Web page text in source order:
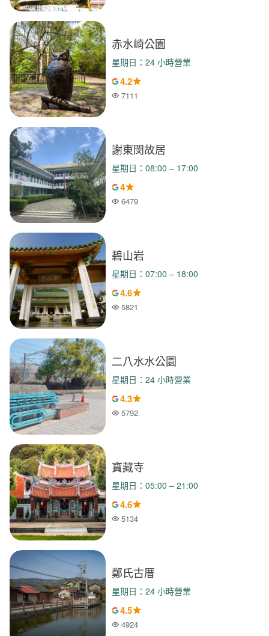
赤水崎公園
星期日：24 小時營業
4.2
人氣
7111
謝東閔故居
星期日：08:00 – 17:00
4
人氣
6479
碧山岩
星期日：07:00 – 18:00
4.6
人氣
5821
二八水水公園
星期日：24 小時營業
4.3
人氣
5792
寶藏寺
星期日：05:00 – 21:00
4.6
人氣
5134
鄭氏古厝
星期日：24 小時營業
4.5
人氣
4924